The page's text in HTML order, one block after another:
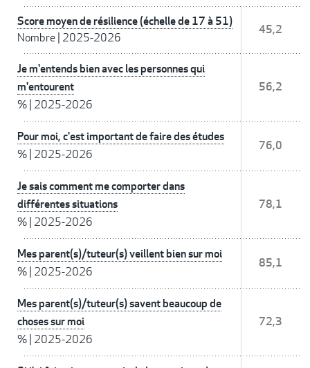
Score moyen de résilience (échelle de 17 à 51)
Nombre 2025-2026
45,2
Je m'entends bien avec les personnes qui
m'entourent
% 2025-2026
56,2
Pour moi, c'est important de faire des études
% 2025-2026
76,0
Je sais comment me comporter dans
différentes situations
% 2025-2026
78,1
Mes parent(s)/tuteur(s) veillent bien sur moi
% 2025-2026
85,1
Mes parent(s)/tuteur(s) savent beaucoup de
choses sur moi
% 2025-2026
72,3